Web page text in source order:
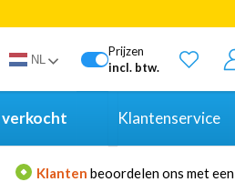
NL
Prijzen
incl. btw.
Klantenservice
Klanten beoordelen ons met een